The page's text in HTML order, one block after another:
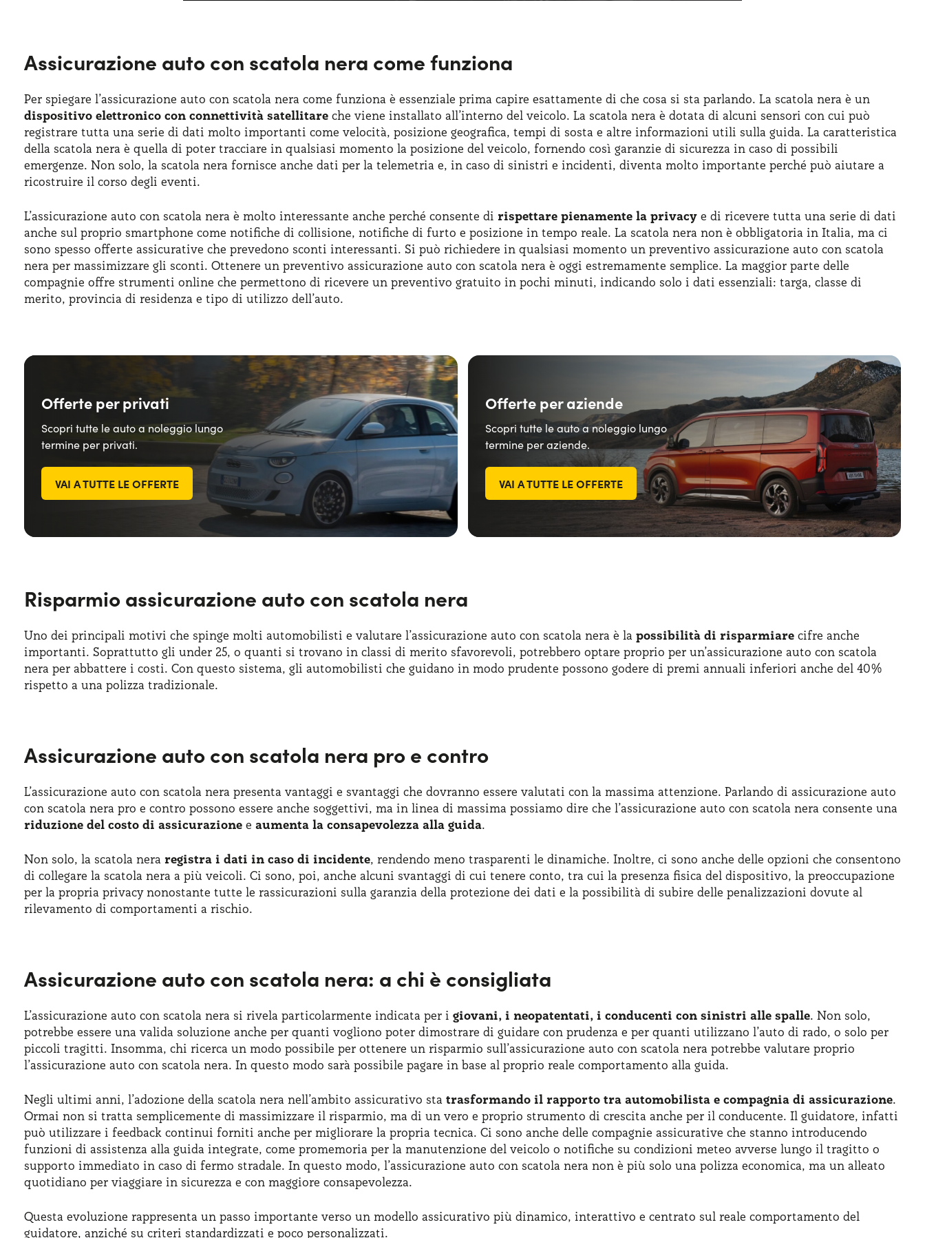
Assicurazione auto con scatola nera come funziona
Per spiegare l’assicurazione auto con scatola nera come funziona è essenziale prima capire esattamente di che cosa si sta parlando. La scatola nera è un
dispositivo elettronico con connettività satellitare che viene installato all’interno del veicolo. La scatola nera è dotata di alcuni sensori con cui può
registrare tutta una serie di dati molto importanti come velocità, posizione geografica, tempi di sosta e altre informazioni utili sulla guida. La caratteristica
della scatola nera è quella di poter tracciare in qualsiasi momento la posizione del veicolo, fornendo così garanzie di sicurezza in caso di possibili
emergenze. Non solo, la scatola nera fornisce anche dati per la telemetria e, in caso di sinistri e incidenti, diventa molto importante perché può aiutare a
ricostruire il corso degli eventi.
L’assicurazione auto con scatola nera è molto interessante anche perché consente di rispettare pienamente la privacy e di ricevere tutta una serie di dati
anche sul proprio smartphone come notifiche di collisione, notifiche di furto e posizione in tempo reale. La scatola nera non è obbligatoria in Italia, ma ci
sono spesso offerte assicurative che prevedono sconti interessanti. Si può richiedere in qualsiasi momento un preventivo assicurazione auto con scatola
nera per massimizzare gli sconti. Ottenere un preventivo assicurazione auto con scatola nera è oggi estremamente semplice. La maggior parte delle
compagnie offre strumenti online che permettono di ricevere un preventivo gratuito in pochi minuti, indicando solo i dati essenziali: targa, classe di
merito, provincia di residenza e tipo di utilizzo dell’auto.
Offerte per privati
Scopri tutte le auto a noleggio lungo
termine per privati.
VAI A TUTTE LE OFFERTE
Offerte per aziende
Scopri tutte le auto a noleggio lungo
termine per aziende.
VAI A TUTTE LE OFFERTE
Risparmio assicurazione auto con scatola nera
Uno dei principali motivi che spinge molti automobilisti e valutare l’assicurazione auto con scatola nera è la possibilità di risparmiare cifre anche
importanti. Soprattutto gli under 25, o quanti si trovano in classi di merito sfavorevoli, potrebbero optare proprio per un’assicurazione auto con scatola
nera per abbattere i costi. Con questo sistema, gli automobilisti che guidano in modo prudente possono godere di premi annuali inferiori anche del 40%
rispetto a una polizza tradizionale.
Assicurazione auto con scatola nera pro e contro
L’assicurazione auto con scatola nera presenta vantaggi e svantaggi che dovranno essere valutati con la massima attenzione. Parlando di assicurazione auto
con scatola nera pro e contro possono essere anche soggettivi, ma in linea di massima possiamo dire che l’assicurazione auto con scatola nera consente una
riduzione del costo di assicurazione e aumenta la consapevolezza alla guida.
Non solo, la scatola nera registra i dati in caso di incidente, rendendo meno trasparenti le dinamiche. Inoltre, ci sono anche delle opzioni che consentono
di collegare la scatola nera a più veicoli. Ci sono, poi, anche alcuni svantaggi di cui tenere conto, tra cui la presenza fisica del dispositivo, la preoccupazione
per la propria privacy nonostante tutte le rassicurazioni sulla garanzia della protezione dei dati e la possibilità di subire delle penalizzazioni dovute al
rilevamento di comportamenti a rischio.
Assicurazione auto con scatola nera: a chi è consigliata
L’assicurazione auto con scatola nera si rivela particolarmente indicata per i giovani, i neopatentati, i conducenti con sinistri alle spalle. Non solo,
potrebbe essere una valida soluzione anche per quanti vogliono poter dimostrare di guidare con prudenza e per quanti utilizzano l’auto di rado, o solo per
piccoli tragitti. Insomma, chi ricerca un modo possibile per ottenere un risparmio sull’assicurazione auto con scatola nera potrebbe valutare proprio
l’assicurazione auto con scatola nera. In questo modo sarà possibile pagare in base al proprio reale comportamento alla guida.
Negli ultimi anni, l’adozione della scatola nera nell’ambito assicurativo sta trasformando il rapporto tra automobilista e compagnia di assicurazione.
Ormai non si tratta semplicemente di massimizzare il risparmio, ma di un vero e proprio strumento di crescita anche per il conducente. Il guidatore, infatti
può utilizzare i feedback continui forniti anche per migliorare la propria tecnica. Ci sono anche delle compagnie assicurative che stanno introducendo
funzioni di assistenza alla guida integrate, come promemoria per la manutenzione del veicolo o notifiche su condizioni meteo avverse lungo il tragitto o
supporto immediato in caso di fermo stradale. In questo modo, l’assicurazione auto con scatola nera non è più solo una polizza economica, ma un alleato
quotidiano per viaggiare in sicurezza e con maggiore consapevolezza.
Questa evoluzione rappresenta un passo importante verso un modello assicurativo più dinamico, interattivo e centrato sul reale comportamento del
guidatore, anziché su criteri standardizzati e poco personalizzati.